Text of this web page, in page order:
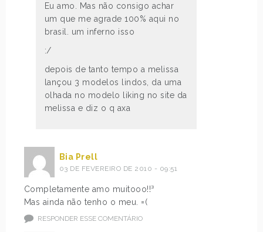
Eu amo. Mas não consigo achar
um que me agrade 100% aqui no
brasil. um inferno isso
:/
depois de tanto tempo a melissa
lançou 3 modelos lindos, da uma
olhada no modelo liking no site da
melissa e diz o q axa
Bia Prell
03 DE FEVEREIRO DE 2010 - 09:51
Completamente amo muitooo!!³
Mas ainda não tenho o meu. =(
RESPONDER ESSE COMENTÁRIO